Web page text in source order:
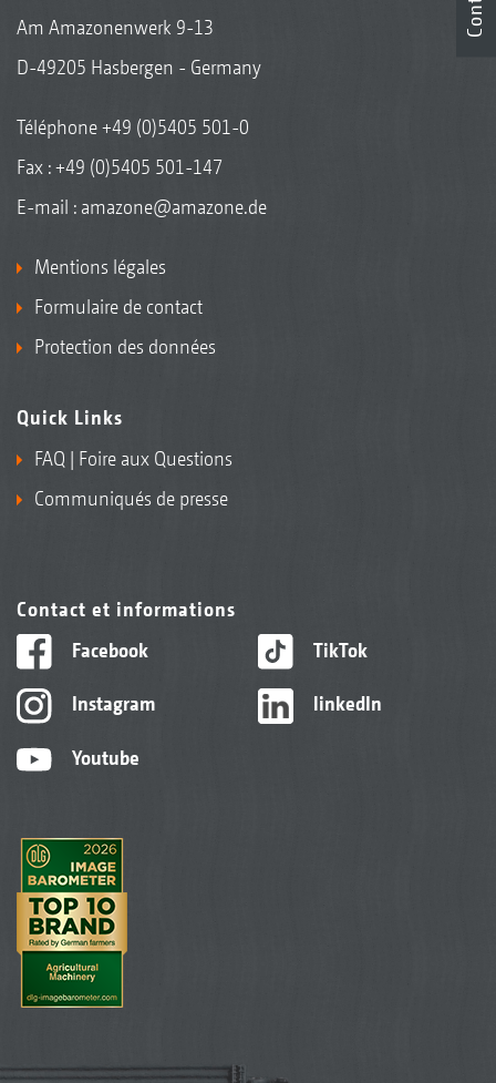
Am Amazonenwerk 9-13
D-49205 Hasbergen - Germany
Téléphone+49 (0)5405 501-0
Fax : +49 (0)5405 501-147
E-mail : amazone@amazone.de
Mentions légales
Formulaire de contact
Protection des données
Quick Links
FAQ | Foire aux Questions
Communiqués de presse
Contact et informations
Facebook
Instagram
Youtube
TikTok
linkedIn